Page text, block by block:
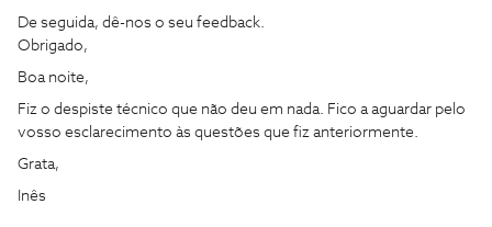
De seguida, dê-nos o seu feedback.
Obrigado,
Boa noite,
Fiz o despiste técnico que não deu em nada. Fico a aguardar pelo
vosso esclarecimento às questões que fiz anteriormente.
Grata,
Inês